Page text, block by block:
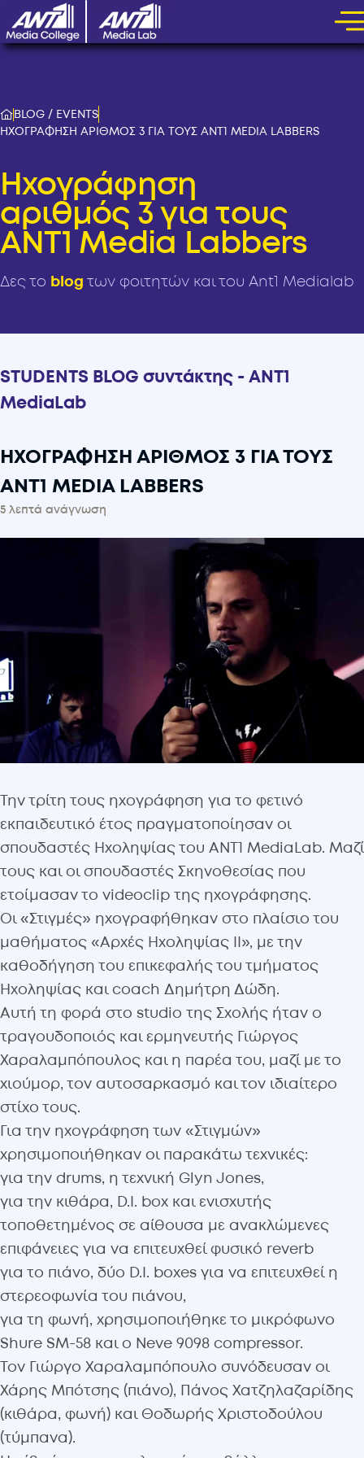
BLOG / EVENTS
ΗΧΟΓΡΑΦΗΣΗ ΑΡΙΘΜΟΣ 3 ΓΙΑ ΤΟΥΣ ANT1 MEDIA LABBERS
Ηχογράφηση
αριθμός 3 για τους
ANT1 Media Labbers
Δες το blog των φοιτητών και του Ant1 Medialab
STUDENTS BLOG συντάκτης - ANT1
MediaLab
ΗΧΟΓΡΑΦΗΣΗ ΑΡΙΘΜΟΣ 3 ΓΙΑ ΤΟΥΣ
ANT1 MEDIA LABBERS
5 λεπτά ανάγνωση
Την τρίτη τους ηχογράφηση για το φετινό
εκπαιδευτικό έτος πραγματοποίησαν οι
σπουδαστές Ηχοληψίας του ANT1 MediaLab. Μαζί
τους και οι σπουδαστές Σκηνοθεσίας που
ετοίμασαν το videoclip της ηχογράφησης.
Οι «Στιγμές» ηχογραφήθηκαν στο πλαίσιο του
μαθήματος «Αρχές Ηχοληψίας ΙΙ», με την
καθοδήγηση του επικεφαλής του τμήματος
Ηχοληψίας και coach Δημήτρη Δώδη.
Αυτή τη φορά στο studio της Σχολής ήταν ο
τραγουδοποιός και ερμηνευτής Γιώργος
Χαραλαμπόπουλος και η παρέα του, μαζί με το
χιούμορ, τον αυτοσαρκασμό και τον ιδιαίτερο
στίχο τους.
Για την ηχογράφηση των «Στιγμών»
χρησιμοποιήθηκαν οι παρακάτω τεχνικές:
για την drums, η τεχνική Glyn Jones,
για την κιθάρα, D.I. box και ενισχυτής
τοποθετημένος σε αίθουσα με ανακλώμενες
επιφάνειες για να επιτευχθεί φυσικό reverb
για το πιάνο, δύο D.I. boxes για να επιτευχθεί η
στερεοφωνία του πιάνου,
για τη φωνή, χρησιμοποιήθηκε το μικρόφωνο
Shure SM-58 και ο Neve 9098 compressor.
Τον Γιώργο Χαραλαμπόπουλο συνόδευσαν οι
Χάρης Μπότσης (πιάνο), Πάνος Χατζηλαζαρίδης
(κιθάρα, φωνή) και Θοδωρής Χριστοδούλου
(τύμπανα).